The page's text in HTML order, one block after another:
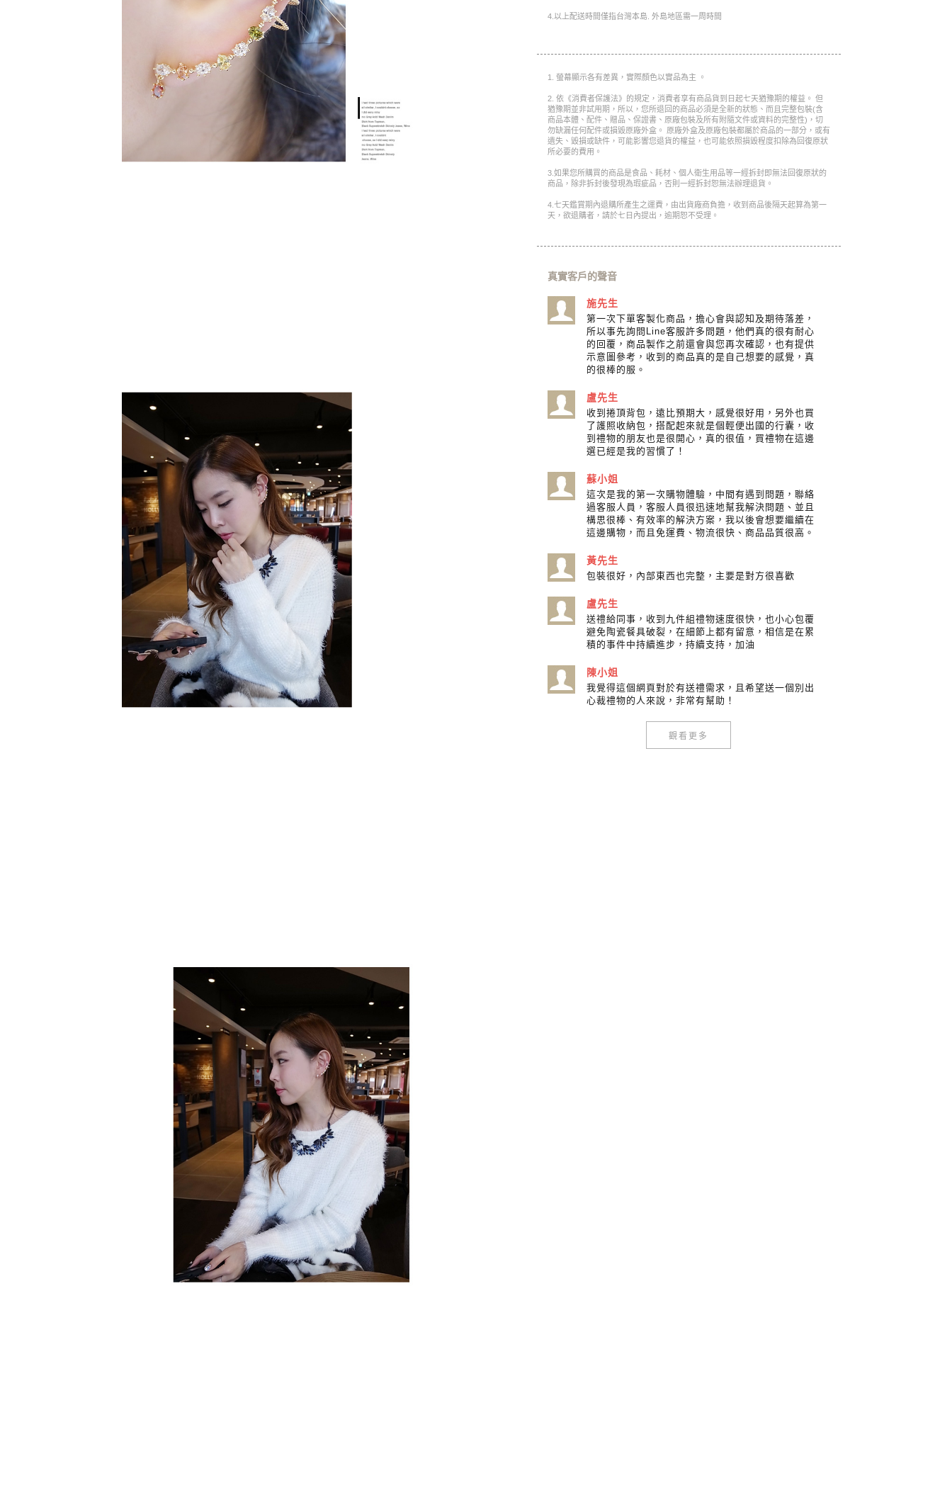
4.以上配送時間僅指台灣本島. 外島地區需一周時間
1. 螢幕顯示各有差異，實際顏色以實品為主 。
2. 依《消費者保護法》的規定，消費者享有商品貨到日起七天猶豫期的權益。 但
猶豫期並非試用期，所以，您所退回的商品必須是全新的狀態、而且完整包裝(含
商品本體、配件、贈品、保證書、原廠包裝及所有附隨文件或資料的完整性)，切
勿缺漏任何配件或損毀原廠外盒。 原廠外盒及原廠包裝都屬於商品的一部分，或有
遺失、毀損或缺件，可能影響您退貨的權益，也可能依照損毀程度扣除為回復原狀
所必要的費用。
3.如果您所購買的商品是食品、耗材、個人衛生用品等一經拆封即無法回復原狀的
商品，除非拆封後發現為瑕疵品，否則一經拆封恕無法辦理退貨。
4.七天鑑賞期內退購所產生之運費，由出貨廠商負擔，收到商品後隔天起算為第一
天，欲退購者，請於七日內提出，逾期恕不受理。
真實客戶的聲音
施先生
第一次下單客製化商品，擔心會與認知及期待落差，
所以事先詢問Line客服許多問題，他們真的很有耐心
的回覆，商品製作之前還會與您再次確認，也有提供
示意圖參考，收到的商品真的是自己想要的感覺，真
的很棒的服。
盧先生
收到捲頂背包，遠比預期大，感覺很好用，另外也買
了護照收納包，搭配起來就是個輕便出國的行囊，收
到禮物的朋友也是很開心，真的很值，買禮物在這邊
選已經是我的習慣了！
蘇小姐
這次是我的第一次購物體驗，中間有遇到問題，聯絡
過客服人員，客服人員很迅速地幫我解決問題、並且
構思很棒、有效率的解決方案，我以後會想要繼續在
這邊購物，而且免運費、物流很快、商品品質很高。
黃先生
包裝很好，內部東西也完整，主要是對方很喜歡
盧先生
送禮給同事，收到九件組禮物速度很快，也小心包覆
避免陶瓷餐具破裂，在細節上都有留意，相信是在累
積的事件中持續進步，持續支持，加油
陳小姐
我覺得這個網頁對於有送禮需求，且希望送一個別出
心裁禮物的人來說，非常有幫助！
觀看更多